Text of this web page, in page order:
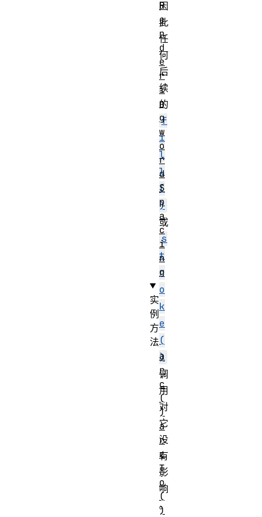
因
此
任
何
后
续
的
f
i
l
l
(
)
或
s
t
r
o
k
e
(
)
调
用
对
它
没
有
影
响
。
R
e
n
d
e
r
i
n
g
w
o
r
d
S
p
a
c
i
n
g
实
例
方
法
a
r
c
(
)
a
r
c
T
o
(
)